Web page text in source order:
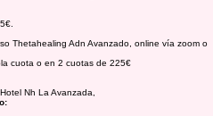
Thetahealing Adn Avanzado, online vía zoom o
cuota o en 2 cuotas de 225€
Nh La Avanzada,